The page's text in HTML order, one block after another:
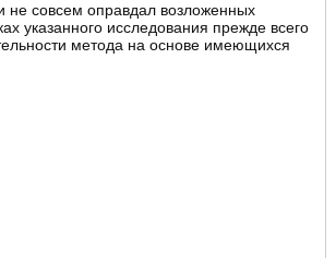
не совсем оправдал возложенных
указанного исследования прежде всего
метода на основе имеющихся